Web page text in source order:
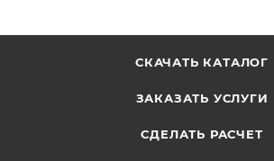
СКАЧАТЬ КАТАЛОГ
ЗАКАЗАТЬ УСЛУГИ
СДЕЛАТЬ РАСЧЕТ